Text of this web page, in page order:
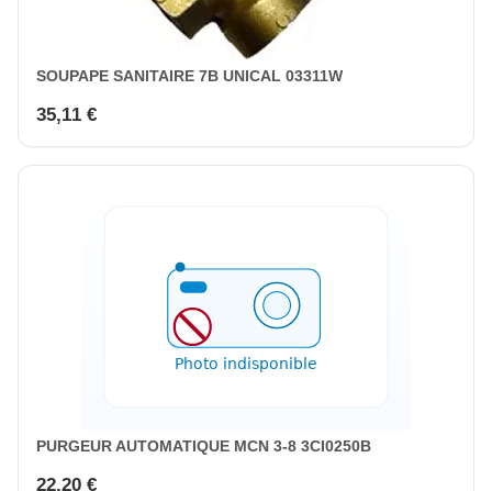
SOUPAPE SANITAIRE 7B UNICAL 03311W
35,11 €
PURGEUR AUTOMATIQUE MCN 3-8 3CI0250B
22,20 €